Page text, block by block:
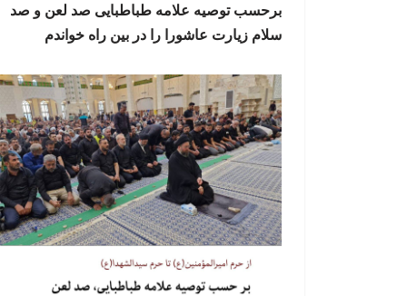
برحسب توصیه علامه طباطبایی صد لعن و صد
سلام زیارت عاشورا را در بین راه خواندم